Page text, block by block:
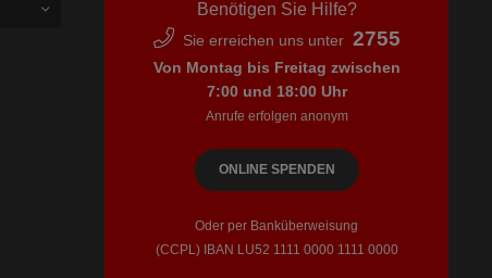
Benötigen Sie Hilfe?
Sie erreichen uns unter 2755
Von Montag bis Freitag zwischen
7:00 und 18:00 Uhr
Anrufe erfolgen anonym
ONLINE SPENDEN
Oder per Banküberweisung
(CCPL) IBAN LU52​ 1111​ 0000​ 1111​ 0000